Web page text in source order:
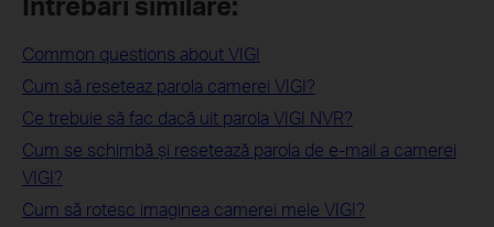
Common questions about VIGI
Cum să reseteaz parola camerei VIGI?
Ce trebuie să fac dacă uit parola VIGI NVR?
Cum se schimbă și resetează parola de e-mail a camerei
VIGI?
Cum să rotesc imaginea camerei mele VIGI?